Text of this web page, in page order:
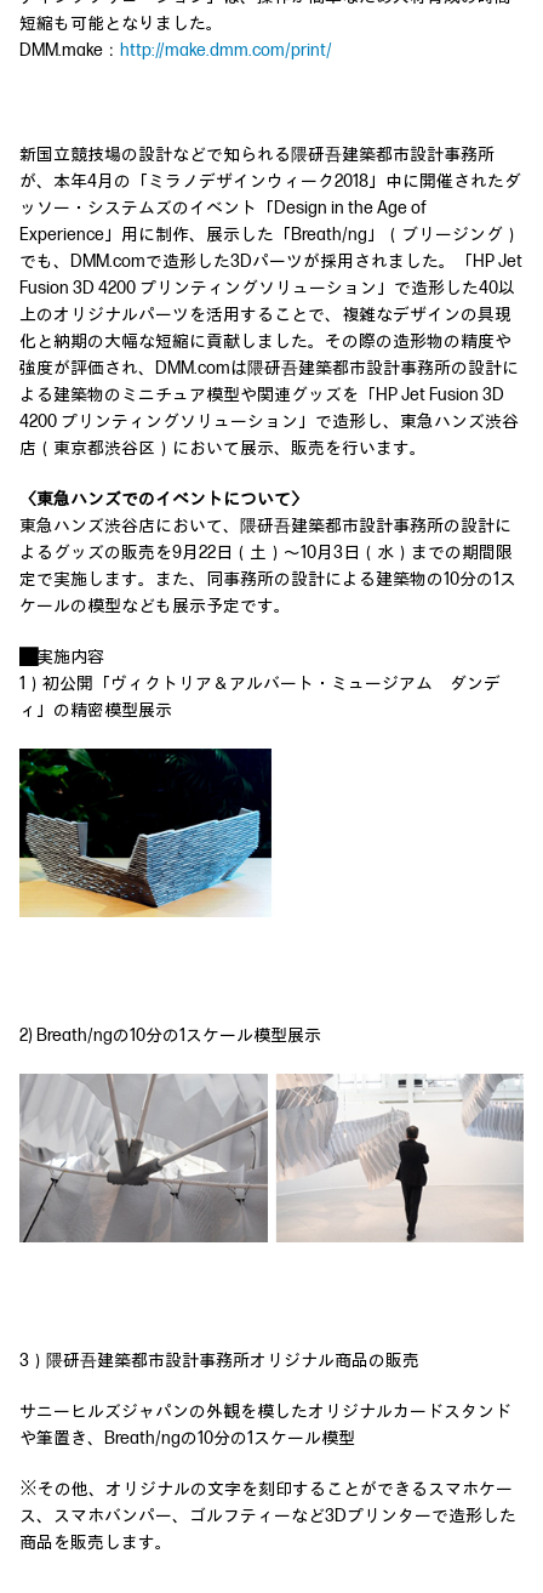
短縮も可能となりました。
DMM.make： http://make.dmm.com/print/
新国立競技場の設計などで知られる隈研吾建築都市設計事務所
が、本年4月の「ミラノデザインウィーク2018」中に開催されたダ
ッソー・システムズのイベント「Design in the Age of
Experience」用に制作、展示した「Breath/ng」（ブリージング）
でも、DMM.comで造形した3Dパーツが採用されました。「HP Jet
Fusion 3D 4200 プリンティングソリューション」で造形した40以
上のオリジナルパーツを活用することで、複雑なデザインの具現
化と納期の大幅な短縮に貢献しました。その際の造形物の精度や
強度が評価され、DMM.comは隈研吾建築都市設計事務所の設計に
よる建築物のミニチュア模型や関連グッズを「HP Jet Fusion 3D
4200 プリンティングソリューション」で造形し、東急ハンズ渋谷
店（東京都渋谷区）において展示、販売を行います。
〈東急ハンズでのイベントについて〉
東急ハンズ渋谷店において、隈研吾建築都市設計事務所の設計に
よるグッズの販売を9月22日（土）～10月3日（水）までの期間限
定で実施します。また、同事務所の設計による建築物の10分の1ス
ケールの模型なども展示予定です。
■実施内容
1）初公開「ヴィクトリア＆アルバート・ミュージアム ダンデ
ィ」の精密模型展示
2) Breath/ngの10分の1スケール模型展示
3）隈研吾建築都市設計事務所オリジナル商品の販売
サニーヒルズジャパンの外観を模したオリジナルカードスタンド
や筆置き、Breath/ngの10分の1スケール模型
※その他、オリジナルの文字を刻印することができるスマホケー
ス、スマホバンパー、ゴルフティーなど3Dプリンターで造形した
商品を販売します。